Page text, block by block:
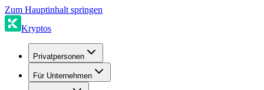
Zum Hauptinhalt springen
Kryptos
Privatpersonen
Für Unternehmen